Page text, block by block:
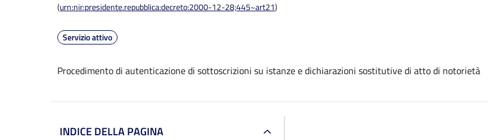
(urn:nir:presidente.repubblica:decreto:2000-12-28;445~art21)
Servizio attivo
Procedimento di autenticazione di sottoscrizioni su istanze e dichiarazioni sostitutive di atto di notorietà
INDICE DELLA PAGINA